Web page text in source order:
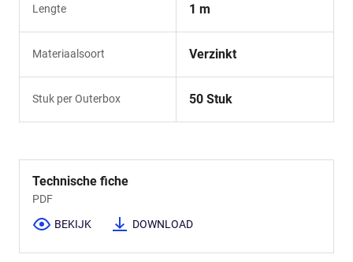
Lengte 1 m
Materiaalsoort Verzinkt
Stuk per Outerbox 50 Stuk
Technische fiche
PDF
BEKIJK DOWNLOAD